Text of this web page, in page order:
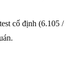
cố định (6.105 /